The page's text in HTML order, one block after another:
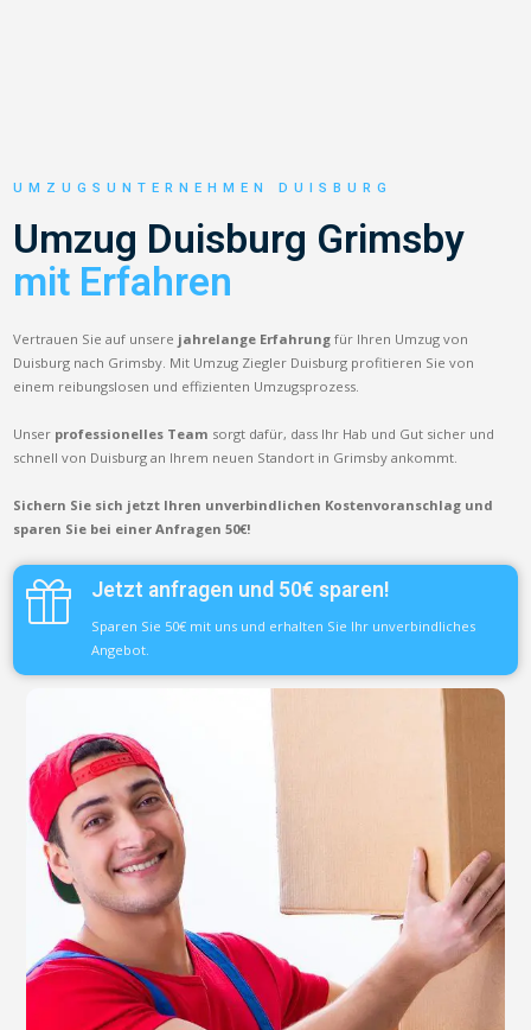
UMZUGSUNTERNEHMEN DUISBURG
Umzug Duisburg Grimsby
mit Erfahren
Vertrauen Sie auf unsere jahrelange Erfahrung für Ihren Umzug von
Duisburg nach Grimsby. Mit Umzug Ziegler Duisburg profitieren Sie von
einem reibungslosen und effizienten Umzugsprozess.
Unser professionelles Team sorgt dafür, dass Ihr Hab und Gut sicher und
schnell von Duisburg an Ihrem neuen Standort in Grimsby ankommt.
Sichern Sie sich jetzt Ihren unverbindlichen Kostenvoranschlag und
sparen Sie bei einer Anfragen 50€!
Jetzt anfragen und 50€ sparen!
Sparen Sie 50€ mit uns und erhalten Sie Ihr unverbindliches
Angebot.